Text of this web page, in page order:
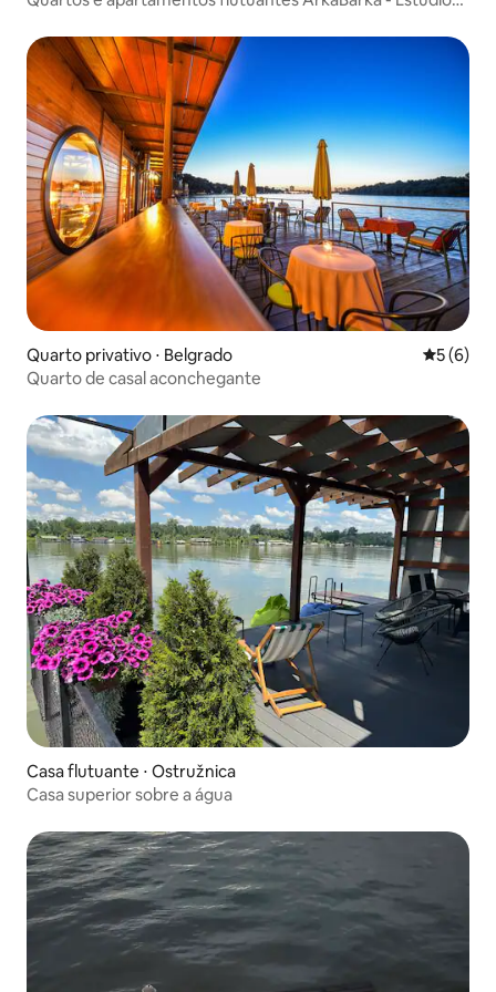
Quarto privativo ⋅ Belgrado 5 de
5 (6)
Quarto de casal aconchegante
Casa flutuante ⋅ Ostružnica
Casa superior sobre a água